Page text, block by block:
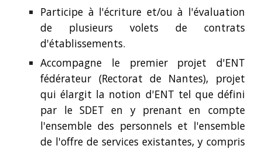
Participe à l'écriture et/ou à l'évaluation
de plusieurs volets de contrats
d'établissements.
Accompagne le premier projet d'ENT
fédérateur (Rectorat de Nantes), projet
qui élargit la notion d'ENT tel que défini
par le SDET en y prenant en compte
l'ensemble des personnels et l'ensemble
de l'offre de services existantes, y compris